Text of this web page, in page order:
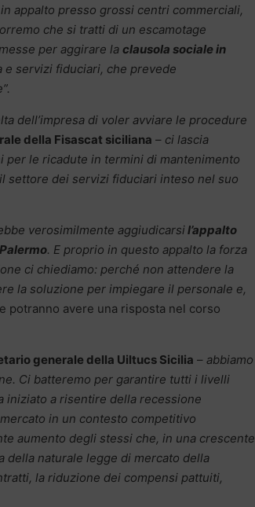
appalto presso grossi centri commerciali,
che si tratti di un escamotage
per aggirare la clausola sociale in
e servizi fiduciari, che prevede
dell’impresa di voler avviare le procedure
della Fisascat siciliana – ci lascia
le ricadute in termini di mantenimento
settore dei servizi fiduciari inteso nel suo
verosimilmente aggiudicarsil’appalto
Palermo. E proprio in questo appalto la forza
ci chiediamo: perché non attendere la
la soluzione per impiegare il personale e,
potranno avere una risposta nel corso
generale della Uiltucs Sicilia – abbiamo
Ci batteremo per garantire tutti i livelli
iniziato a risentire della recessione
in un contesto competitivo
aumento degli stessi che, in una crescente
della naturale legge di mercato della
la riduzione dei compensi pattuiti,